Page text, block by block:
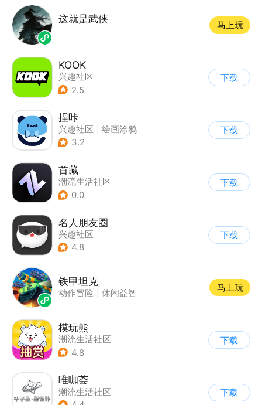
这就是武侠
马上玩
KOOK
兴趣社区
2.5
下载
捏咔
兴趣社区
绘画涂鸦
3.2
下载
首藏
潮流生活社区
0.0
下载
名人朋友圈
兴趣社区
4.8
下载
铁甲坦克
动作冒险 休闲益智
马上玩
模玩熊
潮流生活社区
4.8
下载
唯咖荟
潮流生活社区
下载